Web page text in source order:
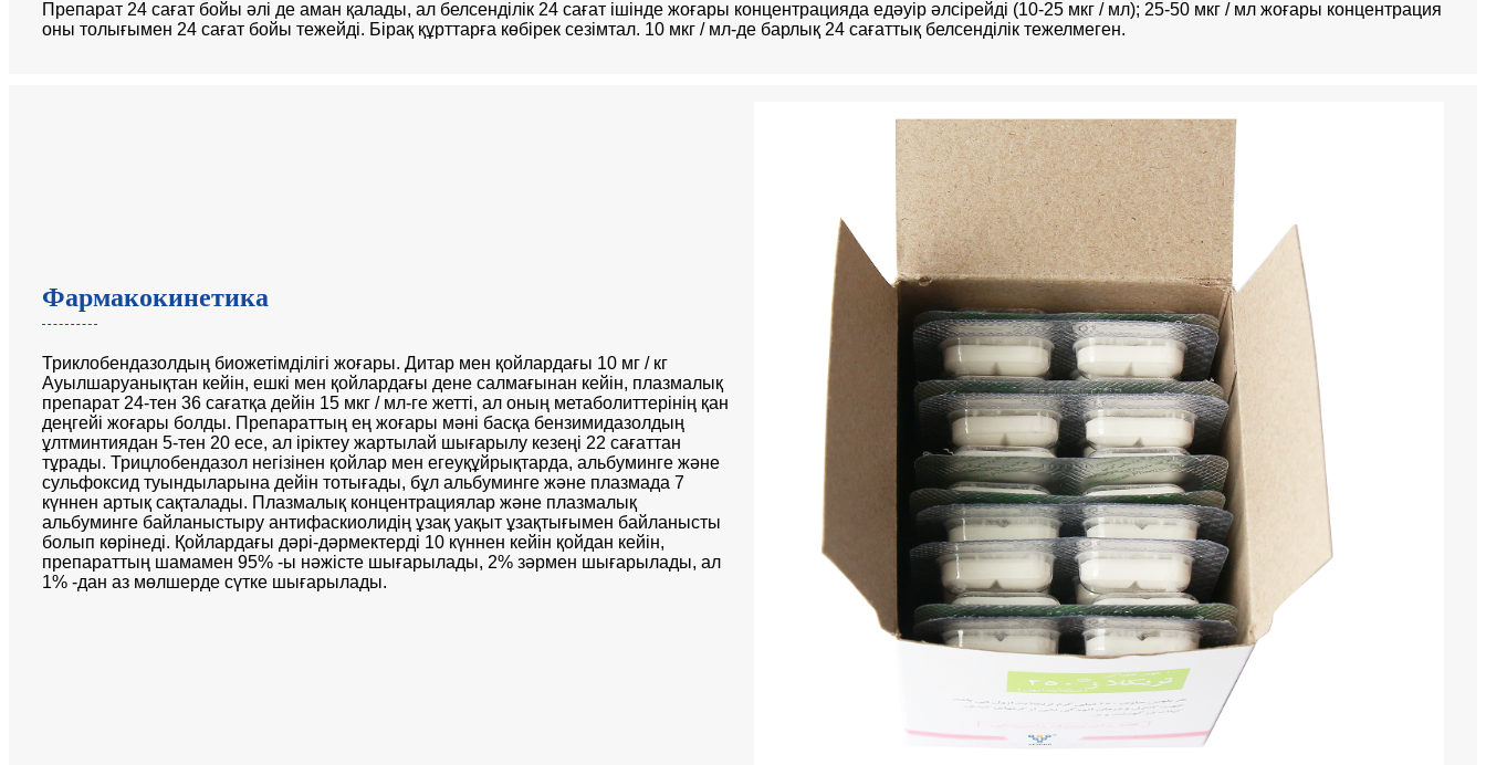
Препарат 24 сағат бойы әлі де аман қалады, ал белсенділік 24 сағат ішінде жоғары концентрацияда едәуір әлсірейді (10-25 мкг / мл); 25-50 мкг / мл жоғары концентрация
оны толығымен 24 сағат бойы тежейді. Бірақ құрттарға көбірек сезімтал. 10 мкг / мл-де барлық 24 сағаттық белсенділік тежелмеген.
Фармакокинетика
Триклобендазолдың биожетімділігі жоғары. Дитар мен қойлардағы 10 мг / кг
Ауылшаруанықтан кейін, ешкі мен қойлардағы дене салмағынан кейін, плазмалық
препарат 24-тен 36 сағатқа дейін 15 мкг / мл-ге жетті, ал оның метаболиттерінің қан
деңгейі жоғары болды. Препараттың ең жоғары мәні басқа бензимидазолдың
ұлтминтиядан 5-тен 20 есе, ал іріктеу жартылай шығарылу кезеңі 22 сағаттан
тұрады. Трицлобендазол негізінен қойлар мен егеуқұйрықтарда, альбуминге және
сульфоксид туындыларына дейін тотығады, бұл альбуминге және плазмада 7
күннен артық сақталады. Плазмалық концентрациялар және плазмалық
альбуминге байланыстыру антифаскиолидің ұзақ уақыт ұзақтығымен байланысты
болып көрінеді. Қойлардағы дәрі-дәрмектерді 10 күннен кейін қойдан кейін,
препараттың шамамен 95% -ы нәжісте шығарылады, 2% зәрмен шығарылады, ал
1% -дан аз мөлшерде сүтке шығарылады.